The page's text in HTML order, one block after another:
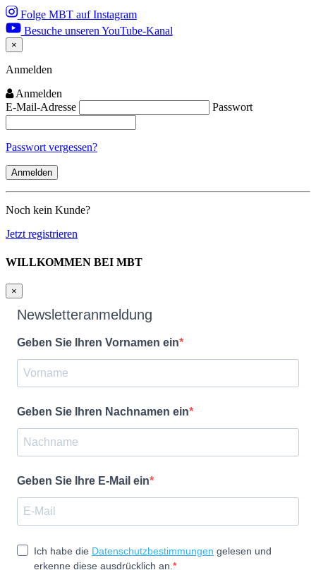
Folge MBT auf Instagram
Besuche unseren YouTube-Kanal
×
Close
Anmelden
Anmelden
E-Mail-Adresse
Passwort
Passwort vergessen?
Noch kein Kunde?
Jetzt registrieren
WILLKOMMEN BEI MBT
×
Newsletteranmeldung
Geben Sie Ihren Vornamen ein
Geben Sie Ihren Nachnamen ein
Geben Sie Ihre E-Mail ein
Ich habe die Datenschutzbestimmungen gelesen und
erkenne diese ausdrücklich an.